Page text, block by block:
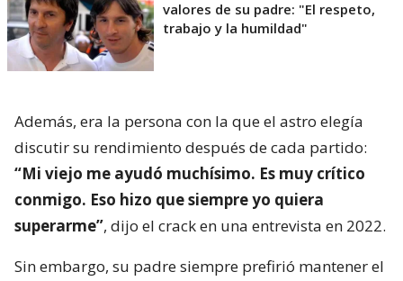
valores de su padre: "El respeto,
trabajo y la humildad"
Además, era la persona con la que el astro elegía
discutir su rendimiento después de cada partido:
“Mi viejo me ayudó muchísimo. Es muy crítico
conmigo. Eso hizo que siempre yo quiera
superarme”, dijo el crack en una entrevista en 2022.
Sin embargo, su padre siempre prefirió mantener el